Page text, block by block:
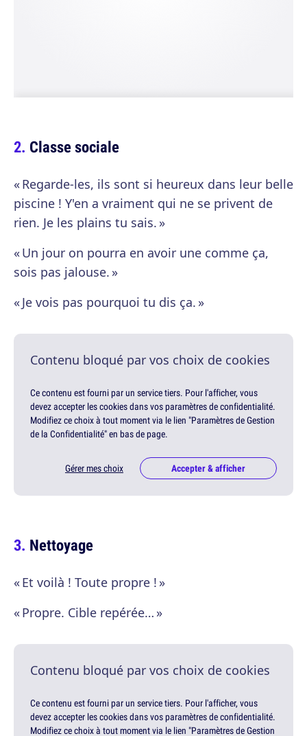
Classe sociale
« Regarde-les, ils sont si heureux dans leur belle
piscine ! Y'en a vraiment qui ne se privent de
rien. Je les plains tu sais. »
« Un jour on pourra en avoir une comme ça,
sois pas jalouse. »
« Je vois pas pourquoi tu dis ça. »
Contenu bloqué par vos choix de cookies
Ce contenu est fourni par un service tiers. Pour l'afficher, vous
devez accepter les cookies dans vos paramètres de confidentialité.
Modifiez ce choix à tout moment via le lien "Paramètres de Gestion
de la Confidentialité" en bas de page.
Gérer mes choix Accepter & afficher
Nettoyage
« Et voilà ! Toute propre ! »
« Propre. Cible repérée… »
Contenu bloqué par vos choix de cookies
Ce contenu est fourni par un service tiers. Pour l'afficher, vous
devez accepter les cookies dans vos paramètres de confidentialité.
Modifiez ce choix à tout moment via le lien "Paramètres de Gestion